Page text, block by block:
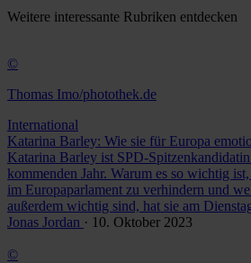
Weitere interessante Rubriken entdecken
©
Thomas Imo/photothek.de
International
Katarina Barley: Wie sie für Europa
Katarina Barley ist SPD-
kommenden Jahr. Warum es so wichtig
im Europaparlament zu verhindern und
außerdem wichtig sind, hat sie am
Jonas Jordan · 10. Oktober 2023
©